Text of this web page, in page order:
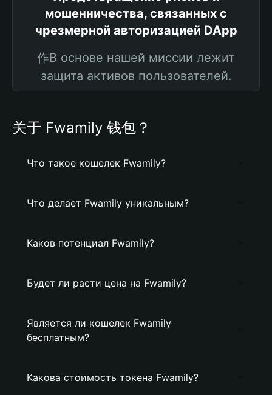
мошенничества, связанных с
чрезмерной авторизацией DApp
作В основе нашей миссии лежит
защита активов пользователей.
关于 Fwamily 钱包？
Что такое кошелек Fwamily?
Что делает Fwamily уникальным?
Каков потенциал Fwamily?
Будет ли расти цена на Fwamily?
Является ли кошелек Fwamily
бесплатным?
Какова стоимость токена Fwamily?